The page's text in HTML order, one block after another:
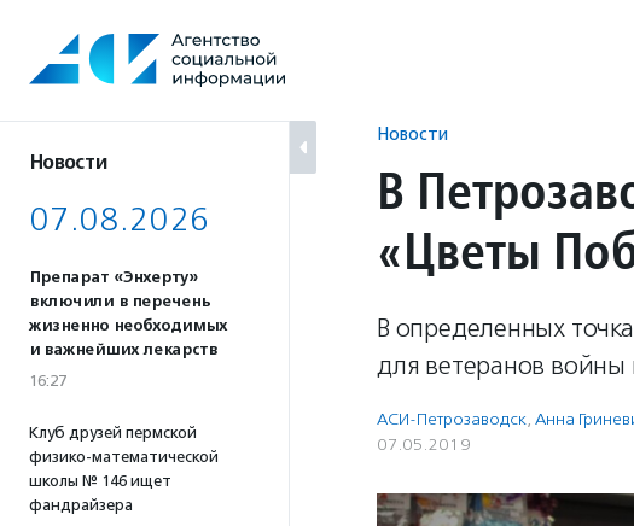
содержанию
Новости
07.08.2026
Препарат «Энхерту»
включили в перечень
жизненно необходимых
и важнейших лекарств
16:27
Клуб друзей пермской
физико-математической
школы № 146 ищет
фандрайзера
Новости
В
«Цветы
В определенных
для ветеранов
АСИ-Петрозаводск, Анна
07.05.2019